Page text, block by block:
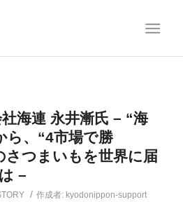
海連 永井漸氏 – “海
ら、“4市場で勝
さつまいもを世界に届
–
/ 作成者: kyodonippon-support